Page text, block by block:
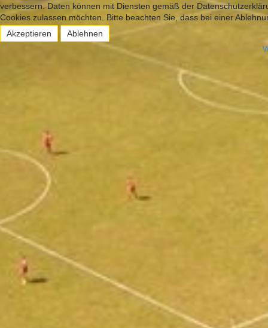
verbessern. Daten können mit Diensten gemäß der
Cookies zulassen möchten. Bitte beachten Sie, dass bei einer
Akzeptieren
Ablehnen